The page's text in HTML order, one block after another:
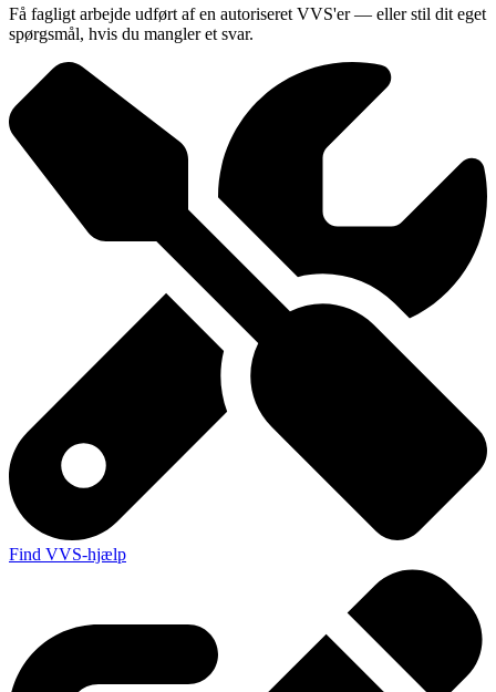
Få fagligt arbejde udført af en autoriseret VVS'er — eller stil dit eget
spørgsmål, hvis du mangler et svar.
Find VVS-hjælp